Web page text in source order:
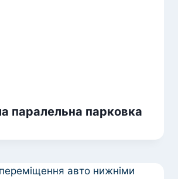
паралельна парковка